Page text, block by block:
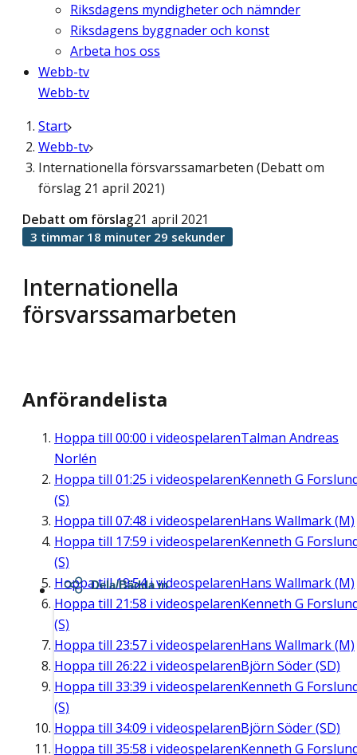
Riksdagens myndigheter och nämnder
Riksdagens byggnader och konst
Arbeta hos oss
Webb-tv
Webb-tv
Start
Webb-tv
Internationella försvarssamarbeten (Debatt om
förslag 21 april 2021)
Internationella
försvarssamarbeten
Debatt om förslag21 april 2021
3 timmar 18 minuter 29 sekunder
Anförandelista
Hoppa till 00:00 i videospelarenTalman Andreas
Norlén
Hoppa till 01:25 i videospelarenKenneth G
(S)
Hoppa till 07:48 i videospelarenHans Wallmark (M)
Hoppa till 17:59 i videospelarenKenneth G
(S)
Hoppa till19:54i videospelarenHans Wallmark (M)
Hoppa till 21:58 i videospelarenKenneth G
(S)
Hoppa till 23:57 i videospelarenHans Wallmark (M)
Hoppa till 26:22 i videospelarenBjörn Söder (SD)
Hoppa till 33:39 i videospelarenKenneth G
(S)
Hoppa till 34:09 i videospelarenBjörn Söder (SD)
Hoppa till 35:58 i videospelarenKenneth G
Dela/Bädda in